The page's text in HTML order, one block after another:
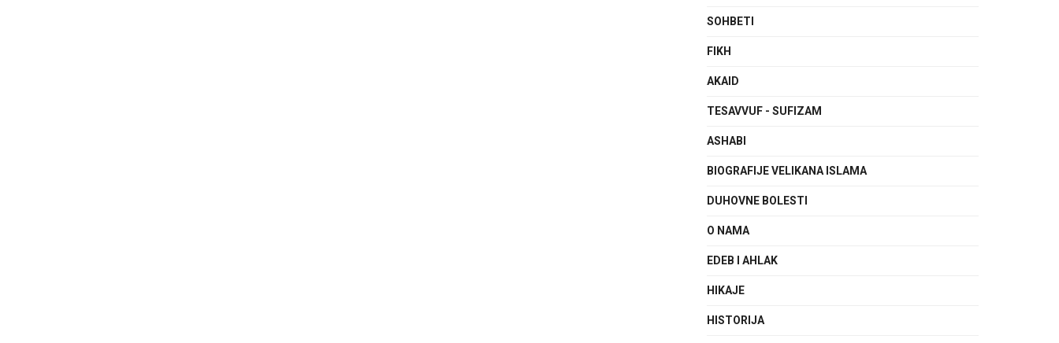
SOHBETI
FIKH
AKAID
TESAVVUF - SUFIZAM
ASHABI
BIOGRAFIJE VELIKANA ISLAMA
DUHOVNE BOLESTI
O NAMA
EDEB I AHLAK
HIKAJE
HISTORIJA